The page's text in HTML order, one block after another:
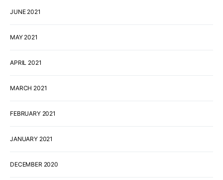
JUNE 2021
MAY 2021
APRIL 2021
MARCH 2021
FEBRUARY 2021
JANUARY 2021
DECEMBER 2020